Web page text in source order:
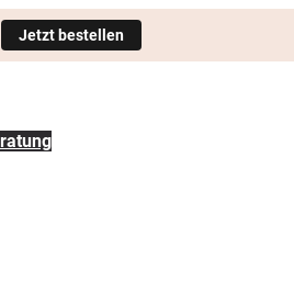
Jetzt bestellen